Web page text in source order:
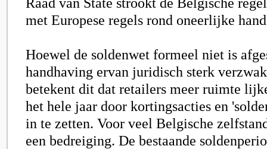
met Europese regels rond oneerlijke
Hoewel de soldenwet formeel niet is
handhaving ervan juridisch sterk
betekent dit dat retailers meer ruimte
het hele jaar door kortingsacties en
in te zetten. Voor veel Belgische
een bedreiging. De bestaande